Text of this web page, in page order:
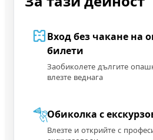
Вход без чакане на
билети
Заобиколете дългите
влезте веднага
Обиколка с
Влезте и открийте с